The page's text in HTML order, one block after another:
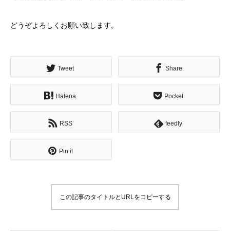
どうぞよろしくお願い致します。
Tweet Share
Hatena Pocket
RSS feedly
Pin it
この記事のタイトルとURLをコピーする